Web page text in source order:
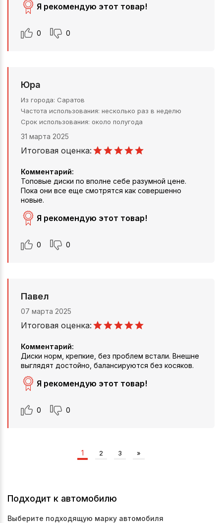
Я рекомендую этот товар!
0 0
Юра
Из города Саратов
Частота использования несколько раз в неделю
Срок использования около полугода
31 марта 2025
Итоговая оценка:
Комментарий:
Топовые диски по вполне себе разумной цене.
Пока они все еще смотрятся как совершенно
новые.
Я рекомендую этот товар!
0 0
Павел
07 марта 2025
Итоговая оценка:
Комментарий:
Диски норм, крепкие, без проблем встали. Внешне
выглядят достойно, балансируются без косяков.
Я рекомендую этот товар!
0 0
1 2 3 »
Подходит к автомобилю
Выберите подходящую марку автомобиля